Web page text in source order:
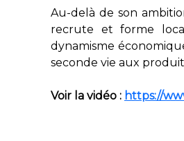
Au-delà de son
recrute et forme
dynamisme
seconde vie aux
Voir la vidéo : https://